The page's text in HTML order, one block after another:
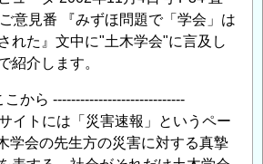
意見番 『みずほ問題で「学会」は
れた』文中に"土木学会"に言及し
紹介します。
から -----------------------------
イトには「災害速報」というペー
学会の先生方の災害に対する真摯